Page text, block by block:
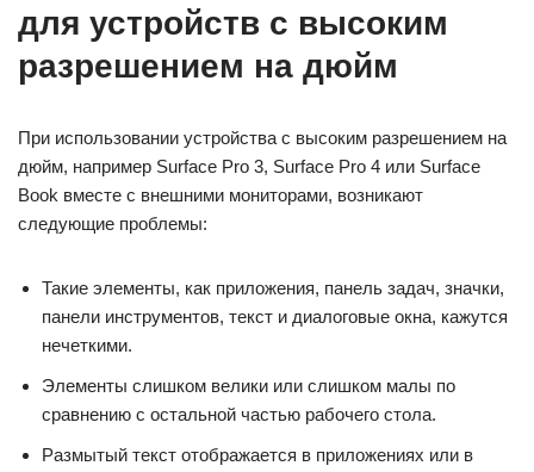
для устройств с высоким
разрешением на дюйм
При использовании устройства с высоким разрешением на
дюйм, например Surface Pro 3, Surface Pro 4 или Surface
Book вместе с внешними мониторами, возникают
следующие проблемы:
Такие элементы, как приложения, панель задач, значки,
панели инструментов, текст и диалоговые окна, кажутся
нечеткими.
Элементы слишком велики или слишком малы по
сравнению с остальной частью рабочего стола.
Размытый текст отображается в приложениях или в